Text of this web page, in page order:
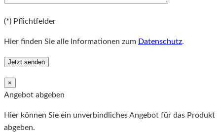
(*) Pflichtfelder
Hier finden Sie alle Informationen zum Datenschutz.
×
Angebot abgeben
Hier können Sie ein unverbindliches Angebot für das Produkt
abgeben.